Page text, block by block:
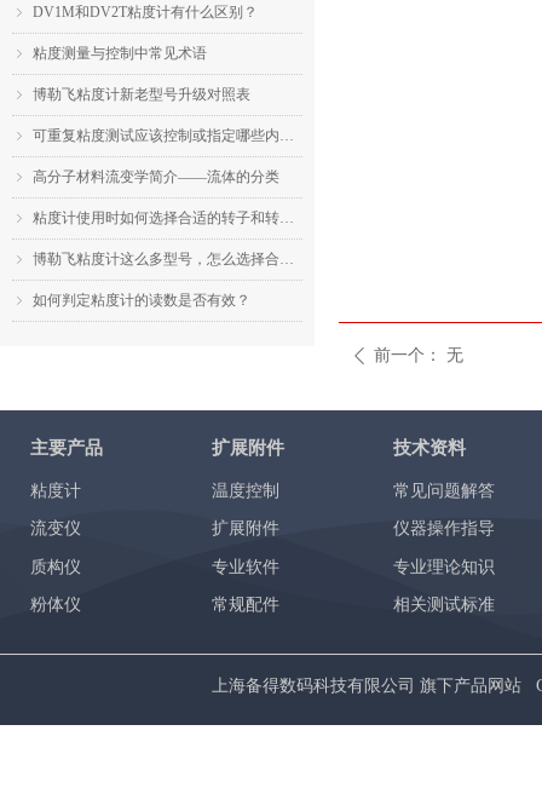
ꄴ 前一个： 无
ꁇ DV1M和DV2T粘度计有什么区别？
ꁇ 粘度测量与控制中常见术语
ꁇ 博勒飞粘度计新老型号升级对照表
ꁇ 可重复粘度测试应该控制或指定哪些内容？
ꁇ 高分子材料流变学简介——流体的分类
ꁇ 粘度计使用时如何选择合适的转子和转速？
ꁇ 博勒飞粘度计这么多型号，怎么选择合适的机型？
ꁇ 如何判定粘度计的读数是否有效？
上海备得数码科技有限公司 旗下产品网站
常见问题解答
仪器操作指导
专业理论知识
相关测试标准
主要产品 技术资料
扩展附件
粘度计
流变仪
质构仪
粉体仪
温度控制
扩展附件
专业软件
常规配件